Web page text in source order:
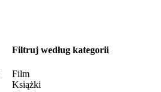
Filtruj według kategorii
Film
Książki